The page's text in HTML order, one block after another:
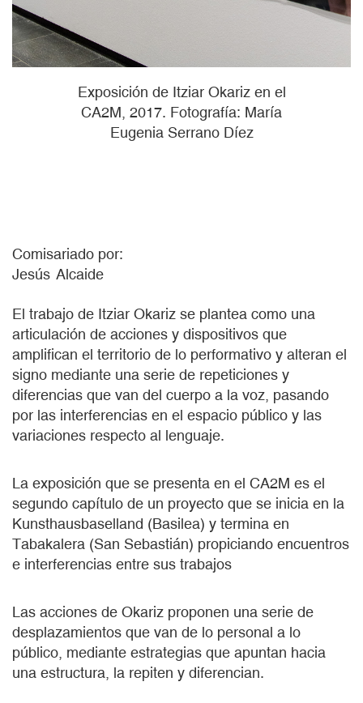
Exposición de Itziar Okariz en el
CA2M, 2017. Fotografía: María
Eugenia Serrano Díez
Comisariado por:
Jesús Alcaide
El trabajo de Itziar Okariz se plantea como una
articulación de acciones y dispositivos que
amplifican el territorio de lo performativo y alteran el
signo mediante una serie de repeticiones y
diferencias que van del cuerpo a la voz, pasando
por las interferencias en el espacio público y las
variaciones respecto al lenguaje.
La exposición que se presenta en el CA2M es el
segundo capítulo de un proyecto que se inicia en la
Kunsthausbaselland (Basilea) y termina en
Tabakalera (San Sebastián) propiciando encuentros
e interferencias entre sus trabajos
Las acciones de Okariz proponen una serie de
desplazamientos que van de lo personal a lo
público, mediante estrategias que apuntan hacia
una estructura, la repiten y diferencian.